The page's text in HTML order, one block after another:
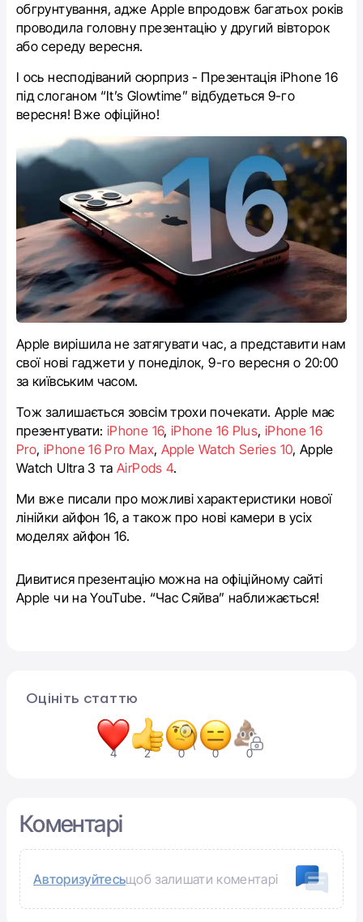
обгрунтування, адже Apple впродовж багатьох років
проводила головну презентацію у другий вівторок
або середу вересня.
І ось несподіваний сюрприз - Презентація iPhone 16
під слоганом “It’s Glowtime” відбудеться 9-го
вересня! Вже офіційно!
Apple вирішила не затягувати час, а представити нам
свої нові гаджети у понеділок, 9-го вересня о 20:00
за київським часом.
Тож залишається зовсім трохи почекати. Apple має
презентувати:iPhone 16,iPhone 16 Plus, iPhone 16
Pro, iPhone 16 Pro Max, Apple Watch Series 10, Apple
Watch Ultra 3 таAirPods 4.
Ми вже писали про можливі характеристики нової
лінійки айфон 16, а також про нові камери в усіх
моделях айфон 16.
Дивитися презентацію можна на офіційному сайті
Apple чи на YouTube. “Час Сяйва” наближається!
Оцініть статтю
4 2 0 0 0
Коментарі
Авторизуйтесьщоб залишати коментарі